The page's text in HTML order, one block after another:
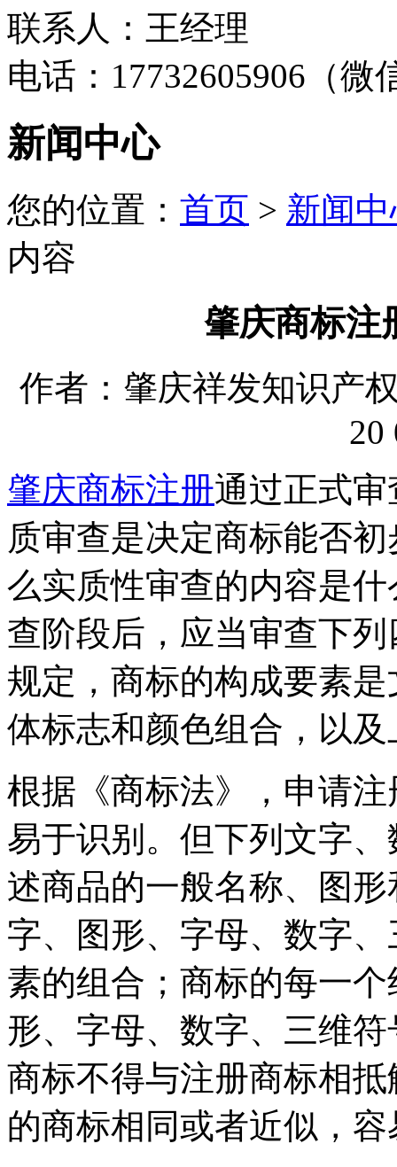
联系人：王经理
电话：17732605906（微
新闻中心
您的位置： 首页 > 新闻
内容
肇庆商标注
作者：肇庆祥发知识产
20
肇庆商标注册通过正式
质审查是决定商标能否
么实质性审查的内容是
查阶段后，应当审查下
规定，商标的构成要素
体标志和颜色组合，以
根据《商标法》，申请
易于识别。但下列文字
述商品的一般名称、图
字、图形、字母、数字
素的组合；商标的每一
形、字母、数字、三维
商标不得与注册商标相
的商标相同或者近似，